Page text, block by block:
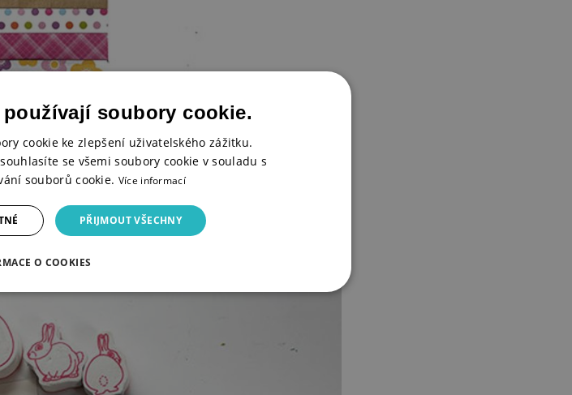
soubory cookie.
cookie ke zlepšení uživatelského zážitku.
se všemi soubory cookie v souladu s
souborů cookie. Více informací
PŘIJMOUT VŠECHNY
O COOKIES